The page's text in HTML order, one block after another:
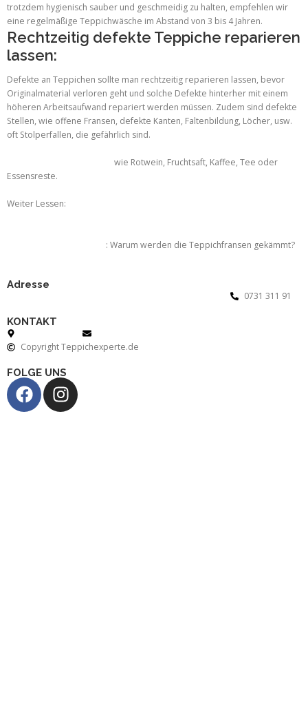
trotzdem hygienisch sauber und geschmeidig zu halten, empfehlen wir
eine regelmäßige Teppichwäsche im Abstand von 3 bis 4 Jahren.
Rechtzeitig defekte Teppiche reparieren
lassen:
Defekte an Teppichen sollte man rechtzeitig reparieren lassen, bevor
Originalmaterial verloren geht und solche Defekte hinterher mit einem
höheren Arbeitsaufwand repariert werden müssen. Zudem sind defekte
Stellen, wie offene Fransen, defekte Kanten, Faltenbildung, Löcher, usw.
oft Stolperfallen, die gefährlich sind.
wie Rotwein, Fruchtsaft, Kaffee, Tee oder
Essensreste.
Weiter Lessen:
: Warum werden die Teppichfransen gekämmt?
Adresse
0731 311 91
KONTAKT
88400 Biberach
Copyright Teppichexperte.de
FOLGE UNS